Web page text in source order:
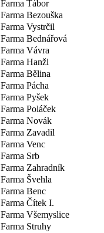
Farma Tábor
Farma Bezouška
Farma Vystrčil
Farma Bednářová
Farma Vávra
Farma Hanžl
Farma Bělina
Farma Pácha
Farma Pyšek
Farma Poláček
Farma Novák
Farma Zavadil
Farma Venc
Farma Srb
Farma Zahradník
Farma Švehla
Farma Benc
Farma Čítek I.
Farma Všemyslice
Farma Struhy